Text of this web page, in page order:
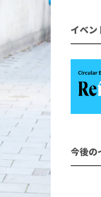
イベン
今後の